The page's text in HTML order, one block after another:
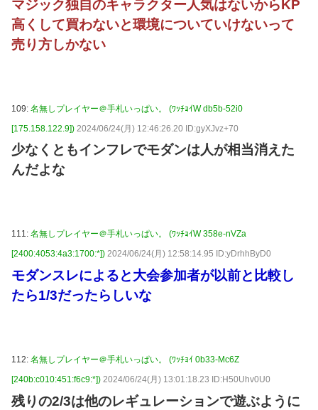
マジック独自のキャラクター人気はないからKP
高くして買わないと環境についていけないって
売り方しかない
109: 名無しプレイヤー＠手札いっぱい。 (ﾜｯﾁｮｲW db5b-52i0
[175.158.122.9]) 2024/06/24(月) 12:46:26.20 ID:gyXJvz+70
少なくともインフレでモダンは人が相当消えた
んだよな
111: 名無しプレイヤー＠手札いっぱい。 (ﾜｯﾁｮｲW 358e-nVZa
[2400:4053:4a3:1700:*]) 2024/06/24(月) 12:58:14.95 ID:yDrhhByD0
モダンスレによると大会参加者が以前と比較し
たら1/3だったらしいな
112: 名無しプレイヤー＠手札いっぱい。 (ﾜｯﾁｮｲ 0b33-Mc6Z
[240b:c010:451:f6c9:*]) 2024/06/24(月) 13:01:18.23 ID:H50Uhv0U0
残りの2/3は他のレギュレーションで遊ぶように